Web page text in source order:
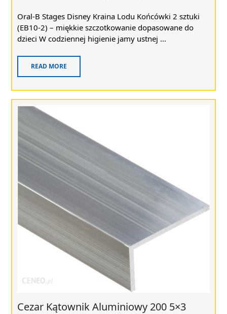
Oral-B Stages Disney Kraina Lodu Końcówki 2 sztuki
(EB10-2) – miękkie szczotkowanie dopasowane do
dzieci W codziennej higienie jamy ustnej ...
READ MORE
Cezar Kątownik Aluminiowy 200 5×3